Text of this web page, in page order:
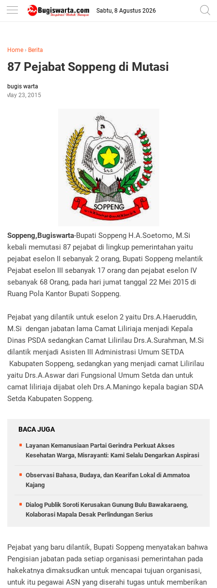
-->
Sabtu, 8 Agustus 2026
Home › Berita
87 Pejabat Soppeng di Mutasi
bugis warta
May 23, 2015
Soppeng,Bugiswarta-Bupati Soppeng H.A.Soetomo, M.Si
kebali memutasi 87 pejabat di lingkup pemerintahan yaitu
pejabat eselon II sebanyak 2 orang, Bupati Soppeng melantik
Pejabat eselon III sebanyak 17 orang dan pejabat eselon IV
sebanyak 68 Orang, pada hari jumat tanggal 22 Mei 2015 di
Ruang Pola Kantor Bupati Soppeng.
Pejabat yang dilantik untuk eselon 2 yaitu Drs.A.Haeruddin,
M.Si dengan jabatan lama Camat Liliriaja menjadi Kepala
Dinas PSDA sedangkan Camat Lilirilau Drs.A.Surahman, M.Si
dilantik menjadi Asisten III Administrasi Umum SETDA
Kabupaten Soppeng, sedangkan yang menjadi camat Lilirilau
yaitu Drs.A.Aswar dari Fungsional Umum Setda dan untuk
camat liliriaja dijabat oleh Drs.A.Maningo kepala bagian SDA
Setda Kabupaten Soppeng.
BACA JUGA
Layanan Kemanusiaan Partai Gerindra Perkuat Akses
Kesehatan Warga, Misrayanti: Kami Selalu Dengarkan Aspirasi
Observasi Bahasa, Budaya, dan Kearifan Lokal di Ammatoa
Kajang
Dialog Publik Soroti Kerusakan Gunung Bulu Bawakaraeng,
Kolaborasi Mapala Desak Perlindungan Serius
Pejabat yang baru dilantik, Bupati Soppeng menyatakan bahwa
Pengisian jabatan pada setiap organisasi pemerintahan pada
hakekatnya dimaksudkan untuk mencapai tujuan organisasi,
untuk itu pegawai ASN yang diserahi tugas untuk memberikan